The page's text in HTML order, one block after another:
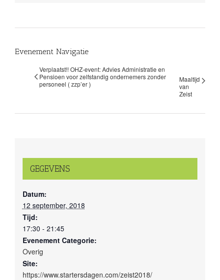
Evenement Navigatie
Verplaatst!! OHZ-event: Advies Administratie en
Pensioen voor zelfstandig ondernemers zonder
personeel ( zzp’er )
Maaltijd
van
Zeist
GEGEVENS
Datum:
12 september, 2018
Tijd:
17:30 - 21:45
Evenement Categorie:
Overig
Site:
https://www.startersdagen.com/zeist2018/